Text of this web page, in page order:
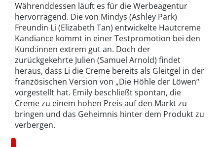
Währenddessen läuft es für die Werbeagentur
hervorragend. Die von Mindys (Ashley Park)
Freundin Li (Elizabeth Tan) entwickelte Hautcreme
Kandiance kommt in einer Testpromotion bei den
Kund:innen extrem gut an. Doch der
zurückgekehrte Julien (Samuel Arnold) findet
heraus, dass Li die Creme bereits als Gleitgel in der
französischen Version von „Die Höhle der Löwen“
vorgestellt hat. Emily beschließt spontan, die
Creme zu einem hohen Preis auf den Markt zu
bringen und das Geheimnis hinter dem Produkt zu
verbergen.